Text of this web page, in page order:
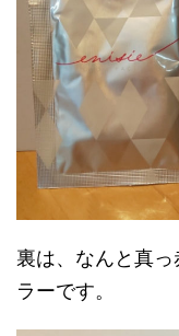
裏は、なんと真
ラーです。